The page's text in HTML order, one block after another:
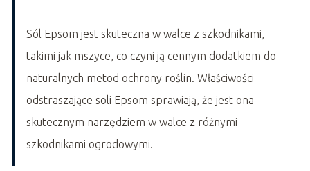
Sól Epsom jest skuteczna w walce z szkodnikami,
takimi jak mszyce, co czyni ją cennym dodatkiem do
naturalnych metod ochrony roślin. Właściwości
odstraszające soli Epsom sprawiają, że jest ona
skutecznym narzędziem w walce z różnymi
szkodnikami ogrodowymi.